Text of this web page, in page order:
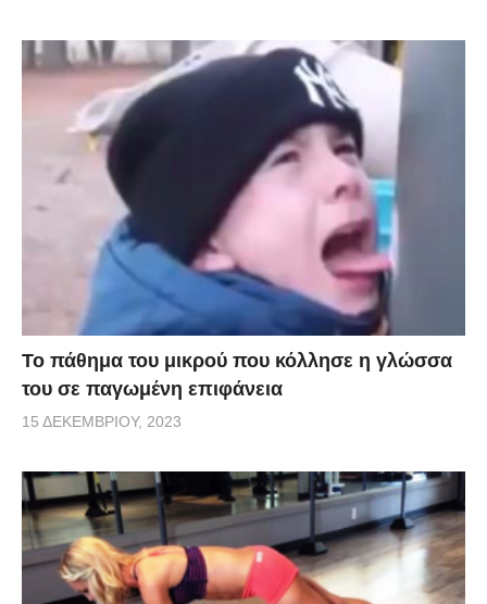
Το πάθημα του μικρού που κόλλησε η γλώσσα
του σε παγωμένη επιφάνεια
15 ΔΕΚΕΜΒΡΊΟΥ, 2023